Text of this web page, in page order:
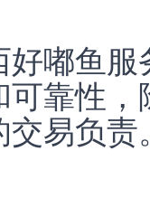
嘟鱼
靠性
交易负责